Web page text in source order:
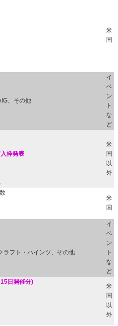
米
国
、その他
イ
ベ
ン
ト
な
ど
枠発表
米
国
以
外
米
国
ラフト・ハインツ、その他
イ
ベ
ン
ト
な
ど
日開催分)
米
国
以
外